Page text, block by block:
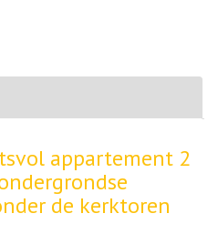
appartement 2
de kerktoren